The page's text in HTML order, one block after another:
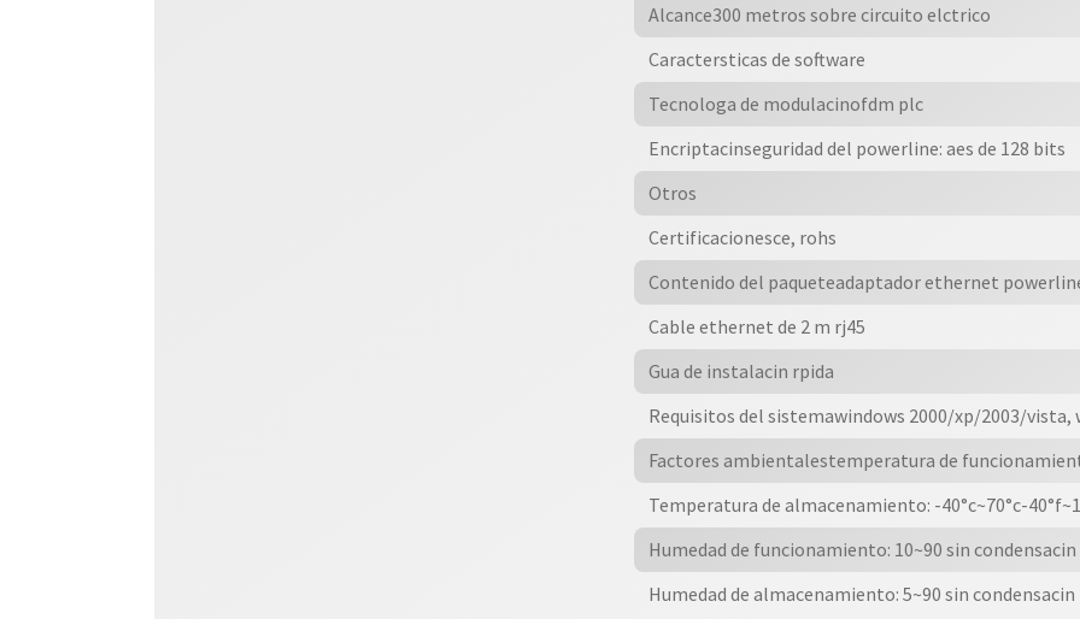
Tl-
cantidad
Alcance300 metros sobre circuito elctrico
Caractersticas de software
Tecnologa de modulacinofdm plc
Encriptacinseguridad del powerline: aes de 128 bits
Otros
Certificacionesce, rohs
Contenido del paqueteadaptador ethernet
Cable ethernet de 2 m rj45
Gua de instalacin rpida
Requisitos del sistemawindows 2000/xp/2003/vista,
Factores ambientalestemperatura de
Temperatura de almacenamiento: -40°c~70°c-
Humedad de funcionamiento: 10~90 sin condensacin
Humedad de almacenamiento: 5~90 sin condensacin